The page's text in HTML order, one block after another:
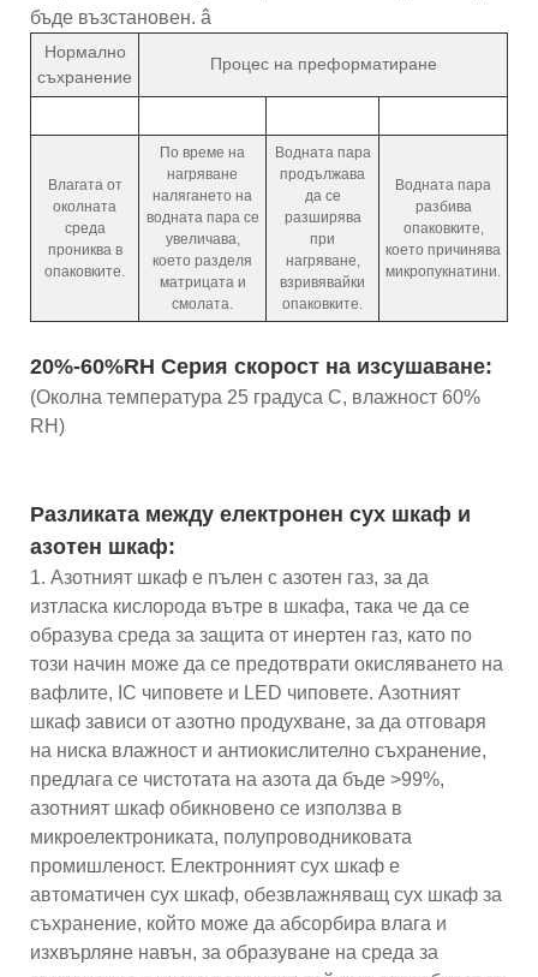
бъде възстановен. â
Нормално
съхранение
Процес на преформатиране
Влагата от
околната
среда
прониква в
опаковките.
По време на
нагряване
налягането на
водната пара се
увеличава,
което разделя
матрицата и
смолата.
Водната пара
продължава
да се
разширява
при
нагряване,
взривявайки
опаковките.
Водната пара
разбива
опаковките,
което причинява
микропукнатини.
20%-60%RH Серия скорост на изсушаване:
(Околна температура 25 градуса C, влажност 60%
RH)
Разликата между електронен сух шкаф и
азотен шкаф:
1. Азотният шкаф е пълен с азотен газ, за ​​да
изтласка кислорода вътре в шкафа, така че да се
образува среда за защита от инертен газ, като по
този начин може да се предотврати окисляването на
вафлите, IC чиповете и LED чиповете. Азотният
шкаф зависи от азотно продухване, за да отговаря
на ниска влажност и антиокислително съхранение,
предлага се чистотата на азота да бъде >99%,
азотният шкаф обикновено се използва в
микроелектрониката, полупроводниковата
промишленост. Електронният сух шкаф е
автоматичен сух шкаф, обезвлажняващ сух шкаф за
съхранение, който може да абсорбира влага и
изхвърляне навън, за образуване на среда за